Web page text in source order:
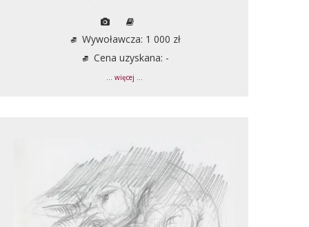
Wywoławcza: 1 000 zł
Cena uzyskana: -
... więcej ...